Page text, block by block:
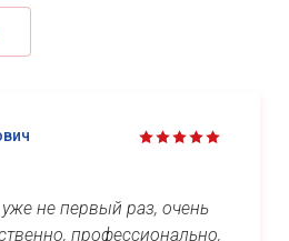
не первый раз, очень
профессионально,